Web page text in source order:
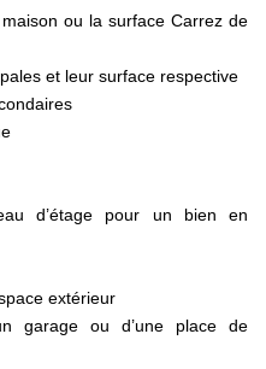
ou la surface Carrez de
et leur surface respective
d’étage pour un bien en
extérieur
garage ou d’une place de